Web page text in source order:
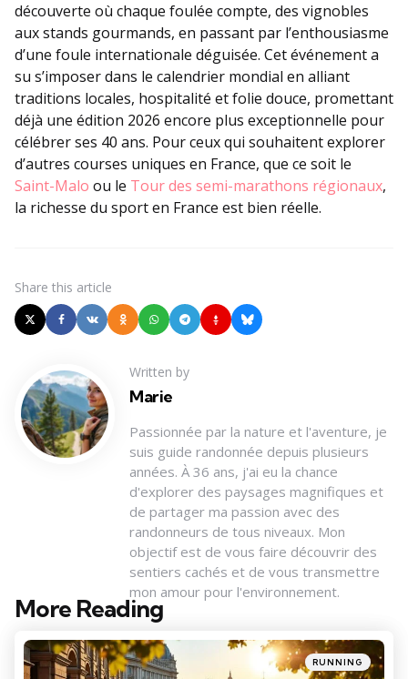
découverte où chaque foulée compte, des vignobles
aux stands gourmands, en passant par l’enthousiasme
d’une foule internationale déguisée. Cet événement a
su s’imposer dans le calendrier mondial en alliant
traditions locales, hospitalité et folie douce, promettant
déjà une édition 2026 encore plus exceptionnelle pour
célébrer ses 40 ans. Pour ceux qui souhaitent explorer
d’autres courses uniques en France, que ce soit le
Saint-Malo ou le Tour des semi-marathons régionaux,
la richesse du sport en France est bien réelle.
Share this article
Written by
Marie
Passionnée par la nature et l'aventure, je
suis guide randonnée depuis plusieurs
années. À 36 ans, j'ai eu la chance
d'explorer des paysages magnifiques et
de partager ma passion avec des
randonneurs de tous niveaux. Mon
objectif est de vous faire découvrir des
sentiers cachés et de vous transmettre
mon amour pour l'environnement.
More Reading
Post
navigation
Posted
in
RUNNING